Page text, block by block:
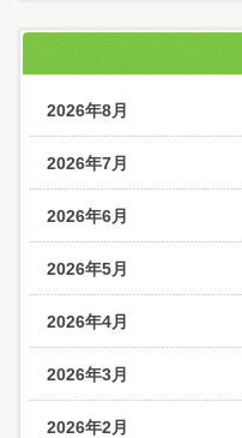
2026年8月
2026年7月
2026年6月
2026年5月
2026年4月
2026年3月
2026年2月